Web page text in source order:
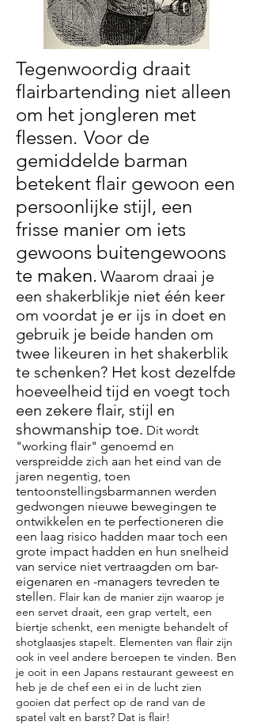
Tegenwoordig draait
flairbartending niet alleen
om het jongleren met
flessen. Voor de
gemiddelde barman
betekent flair gewoon een
persoonlijke stijl, een
frisse manier om iets
gewoons buitengewoons
te maken. Waarom draai je
een shakerblikje niet één keer
om voordat je er ijs in doet en
gebruik je beide handen om
twee likeuren in het shakerblik
te schenken? Het kost dezelfde
hoeveelheid tijd en voegt toch
een zekere flair, stijl en
showmanship toe. Dit wordt
"working flair" genoemd en
verspreidde zich aan het eind van de
jaren negentig, toen
tentoonstellingsbarmannen werden
gedwongen nieuwe bewegingen te
ontwikkelen en te perfectioneren die
een laag risico hadden maar toch een
grote impact hadden en hun snelheid
van service niet vertraagden om bar-
eigenaren en -managers tevreden te
stellen. Flair kan de manier zijn waarop je
een servet draait, een grap vertelt, een
biertje schenkt, een menigte behandelt of
shotglaasjes stapelt. Elementen van flair zijn
ook in veel andere beroepen te vinden. Ben
je ooit in een Japans restaurant geweest en
heb je de chef een ei in de lucht zien
gooien dat perfect op de rand van de
spatel valt en barst? Dat is flair!